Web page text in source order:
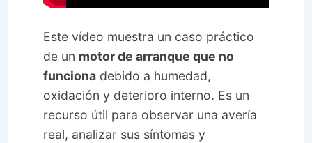
Este vídeo muestra un caso práctico
de un motor de arranque que no
funciona debido a humedad,
oxidación y deterioro interno. Es un
recurso útil para observar una avería
real, analizar sus síntomas y